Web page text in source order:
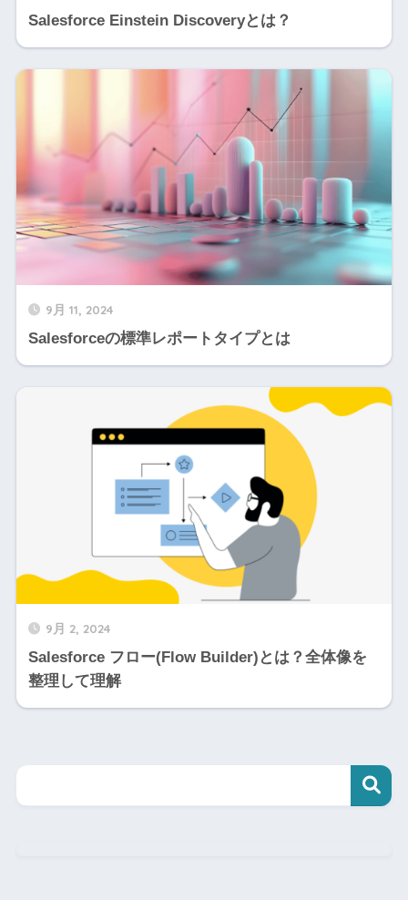
Salesforce Einstein Discoveryとは？
9月 11, 2024
Salesforceの標準レポートタイプとは
9月 2, 2024
Salesforce フロー(Flow Builder)とは？全体像を
整理して理解